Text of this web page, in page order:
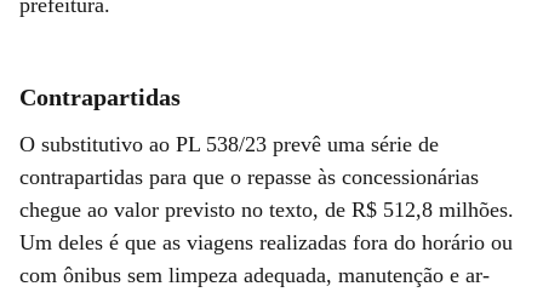
Contrapartidas
O substitutivo ao PL 538/23 prevê uma série de
contrapartidas para que o repasse às concessionárias
chegue ao valor previsto no texto, de R$ 512,8 milhões.
Um deles é que as viagens realizadas fora do horário ou
com ônibus sem limpeza adequada, manutenção e ar-